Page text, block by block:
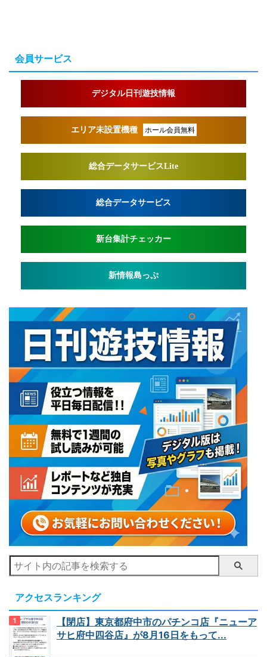
会員サービス
デジタル日刊遊技情報
エリア未設置機種 ホール会員無料
総合データサービスLite
総合データサービス
新台集計チェッカー
新情報島っぷ
アクセスランキング
【閉店】東京都府中市のパチンコ店『ニューア
サヒ府中四谷店』が8月16日をもって...